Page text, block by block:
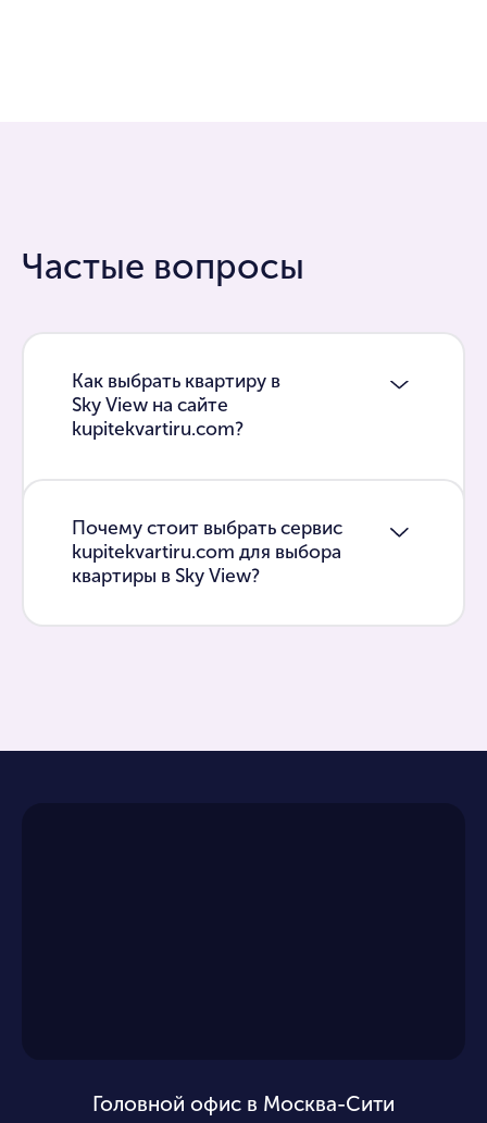
Частые вопросы
Как выбрать квартиру в
Sky View на сайте
kupitekvartiru.com?
Почему стоит выбрать сервис
kupitekvartiru.com для выбора
квартиры в Sky View?
Головной офис в Москва-Сити